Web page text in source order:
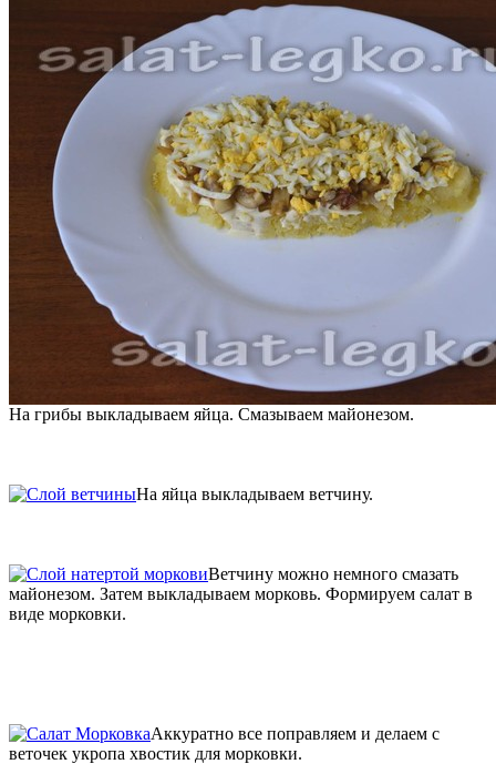
На грибы выкладываем яйца. Смазываем майонезом.
На яйца выкладываем ветчину.
Ветчину можно немного смазать
майонезом. Затем выкладываем морковь. Формируем салат в
виде морковки.
Аккуратно все поправляем и делаем с
веточек укропа хвостик для морковки.